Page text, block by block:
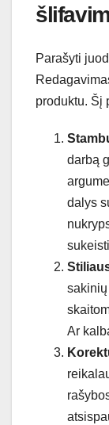
Parašyti
produktu. Šį
darbą
dalys
sakinių
Ar